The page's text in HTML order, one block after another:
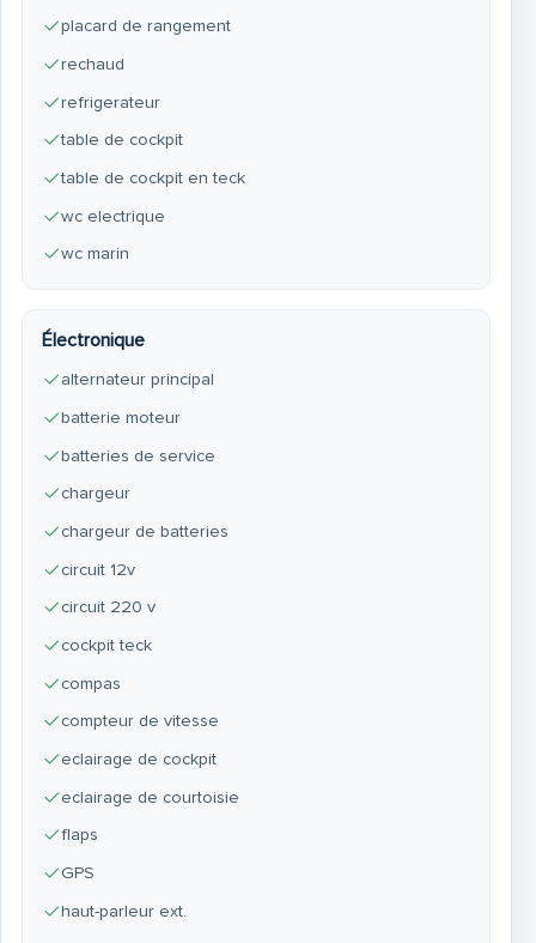
placard de rangement
rechaud
refrigerateur
table de cockpit
table de cockpit en teck
wc electrique
wc marin
Électronique
alternateur principal
batterie moteur
batteries de service
chargeur
chargeur de batteries
circuit 12v
circuit 220 v
cockpit teck
compas
compteur de vitesse
eclairage de cockpit
eclairage de courtoisie
flaps
GPS
haut-parleur ext.